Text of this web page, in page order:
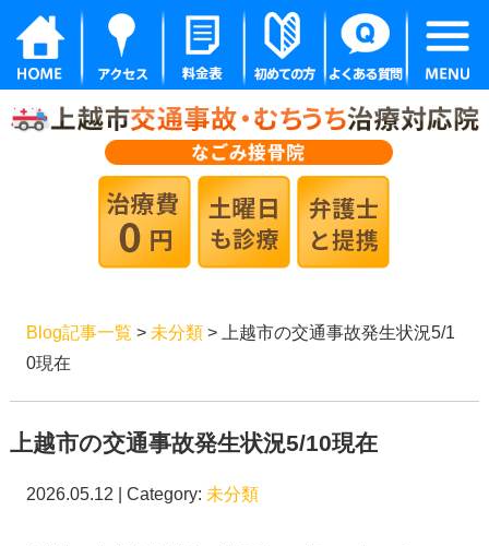
Blog記事一覧 > 未分類> 上越市の交通事故発生状況5/1
0現在
上越市の交通事故発生状況5/10現在
2026.05.12 | Category: 未分類